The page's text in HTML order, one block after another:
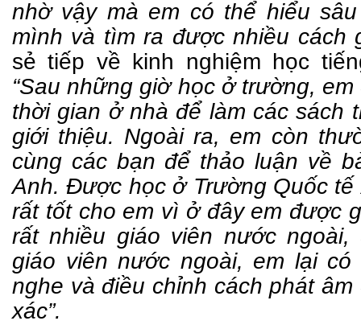
nhờ vậy mà em có thể hiểu
mình và tìm ra được nhiều cách
sẻ tiếp về kinh nghiệm học
“Sau những giờ học ở trường,
thời gian ở nhà để làm các sách
giới thiệu. Ngoài ra, em còn
cùng các bạn để thảo luận về
Anh. Được học ở Trường Quốc
rất tốt cho em vì ở đây em được
rất nhiều giáo viên nước
giáo viên nước ngoài, em lại
nghe và điều chỉnh cách phát
xác”.